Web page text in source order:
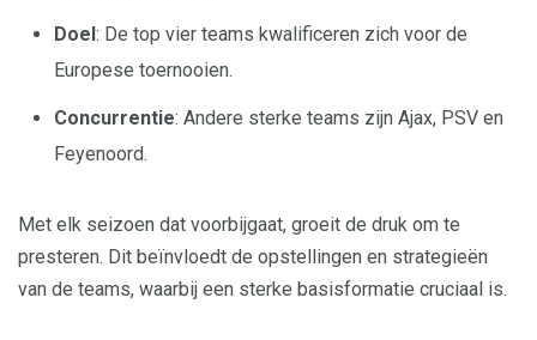
Doel: De top vier teams kwalificeren zich voor de
Europese toernooien.
Concurrentie: Andere sterke teams zijn Ajax, PSV en
Feyenoord.
Met elk seizoen dat voorbijgaat, groeit de druk om te
presteren. Dit beïnvloedt de opstellingen en strategieën
van de teams, waarbij een sterke basisformatie cruciaal is.